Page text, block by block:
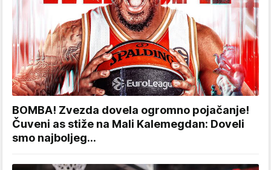
BOMBA! Zvezda dovela ogromno pojačanje!
Čuveni as stiže na Mali Kalemegdan: Doveli
smo najboljeg...